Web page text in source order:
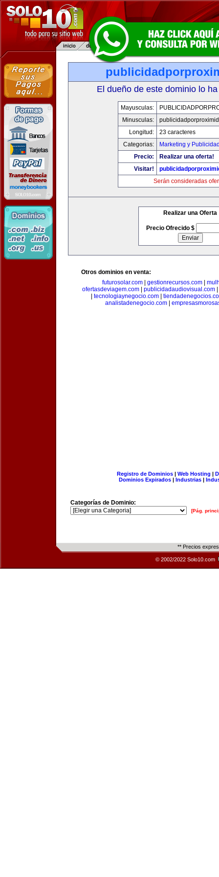
El dueño de este dominio lo
Mayusculas:
Minusculas:
Longitud:
23 caracteres
Categorias:
Marketing y
Precio:
Realizar una oferta!
Visitar!
Serán consideradas
Realizar una Oferta
Precio Ofrecido $
Otros dominios en venta:
futurosolar.com| gestionrecursos.com|
ofertasdeviagem.com| publicidadaudiovisual.com|
tecnologiaynegocio.com
analistadenegocio.com
Registro de Dominios| Web Hosting |
Dominios Expirados | Industrias |
Categorías de Dominio:
[Pág.
** Precios
© 2002/2022 Solo10.com